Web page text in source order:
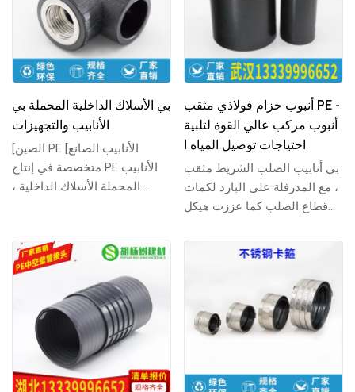
بي الأسلاك الداخلية المحملة بي
الأنابيب والتجهيزات
متخصصة في إنتاج PE الأنابيب
المحملة الأسلاك الداخلية ،
أنبوب حزام فولاذي مثقب PE -
أنبوب مركب عالي القوة لتلبية
احتياجات توصيل المياه ا
بي أنابيب الصلب الشريط مثقب
، مع المدرفلة على البارد لكمات
قطاع الصلب كما عززت هيكل
الصف الب...